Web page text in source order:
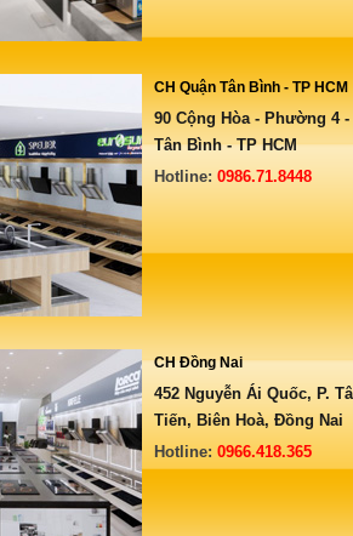
CH Quận Tân Bình - TP HCM
90 Cộng Hòa - Phường 4 -
Tân Bình - TP HCM
Hotline:0986.71.8448
CH Đồng Nai
452 Nguyễn Ái Quốc, P.
Tiến, Biên Hoà, Đồng Nai
Hotline:0966.418.365